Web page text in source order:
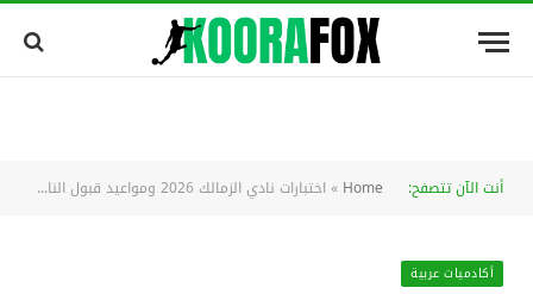
أنت الآن تتصفح: Home
»اختبارات نادي الزمالك 2026 ومواعيد قبول الناشئين بقطاع المدرسة
أكادميات عربية